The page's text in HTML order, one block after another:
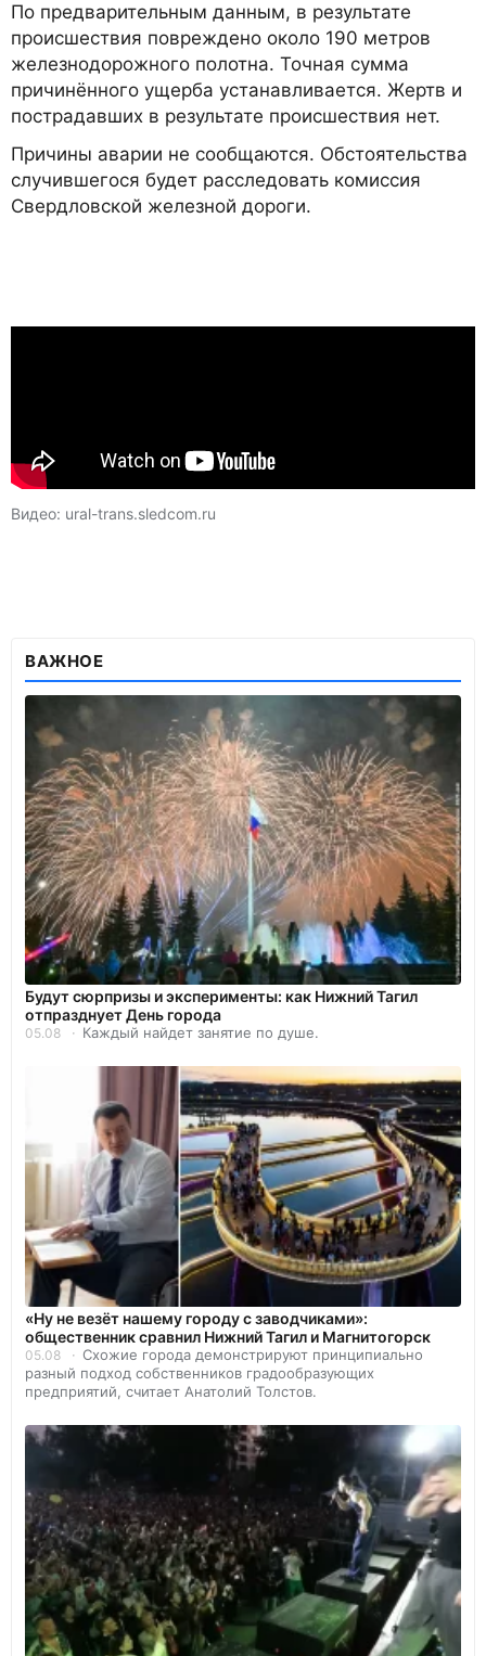
По предварительным данным, в результате
происшествия повреждено около 190 метров
железнодорожного полотна. Точная сумма
причинённого ущерба устанавливается. Жертв и
пострадавших в результате происшествия нет.
Причины аварии не сообщаются. Обстоятельства
случившегося будет расследовать комиссия
Свердловской железной дороги.
Видео: ural-trans.sledcom.ru
ВАЖНОЕ
Будут сюрпризы и эксперименты: как Нижний Тагил
отпразднует День города
05.08 Каждый найдет занятие по душе.
«Ну не везёт нашему городу с заводчиками»:
общественник сравнил Нижний Тагил и Магнитогорск
05.08
Схожие города демонстрируют принципиально
разный подход собственников градообразующих
предприятий, считает Анатолий Толстов.